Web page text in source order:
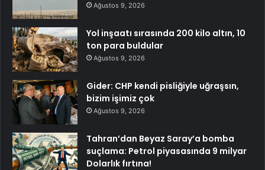
Ağustos 9, 2026
Yol inşaatı sırasında 200 kilo altın, 10
ton para buldular
Ağustos 9, 2026
Gider: CHP kendi pisliğiyle uğraşsın,
bizim işimiz çok
Ağustos 9, 2026
Tahran’dan Beyaz Saray’a bomba
suçlama: Petrol piyasasında 9 milyar
Dolarlık fırtına!